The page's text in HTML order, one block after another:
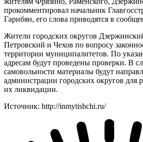
прокомментировал начальник
Гарибян, его слова приводятся в
Жители городских округов
Петровский и Чехов по вопросу
территории муниципалитетов. По
адресам будут проведены проверки. В
самовольности материалы будут
администрации городских округов для
их ликвидации.
Источник: http://inmytishchi.ru/